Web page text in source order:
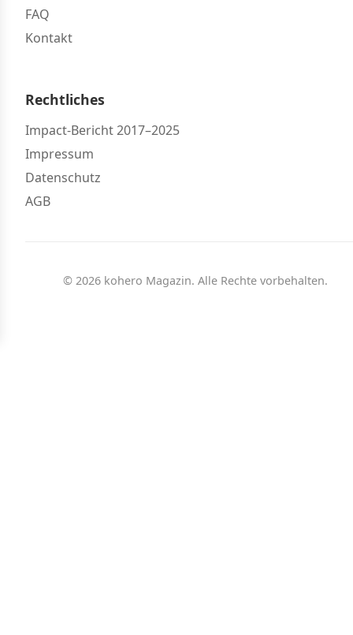
FAQ
Kontakt
Rechtliches
Impact-Bericht 2017–2025
Impressum
Datenschutz
AGB
© 2026 kohero Magazin. Alle Rechte vorbehalten.